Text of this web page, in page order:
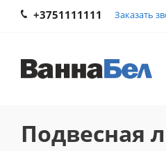
+3751111111 Заказать
Подвесная